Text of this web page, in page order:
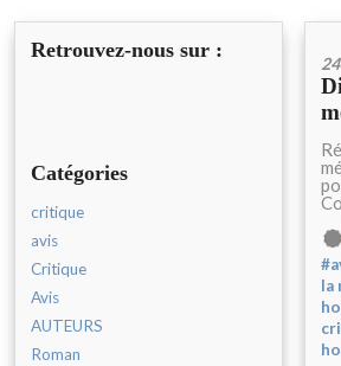
Retrouvez-nous sur :
Catégories
critique
avis
Critique
Avis
AUTEURS
Roman
la